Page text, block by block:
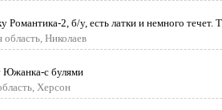
Романтика-2, б/у, есть латки и немного течет.
область, Николаев
Южанка-с булями
Херсон